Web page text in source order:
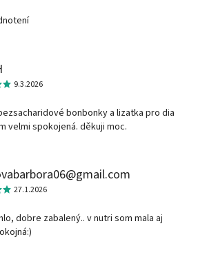
9.3.2026
bonbonky a lizatka pro dia
velmi spokojená. děkuji moc.
27.1.2026
dobre zabalený.. v nutri som mala aj